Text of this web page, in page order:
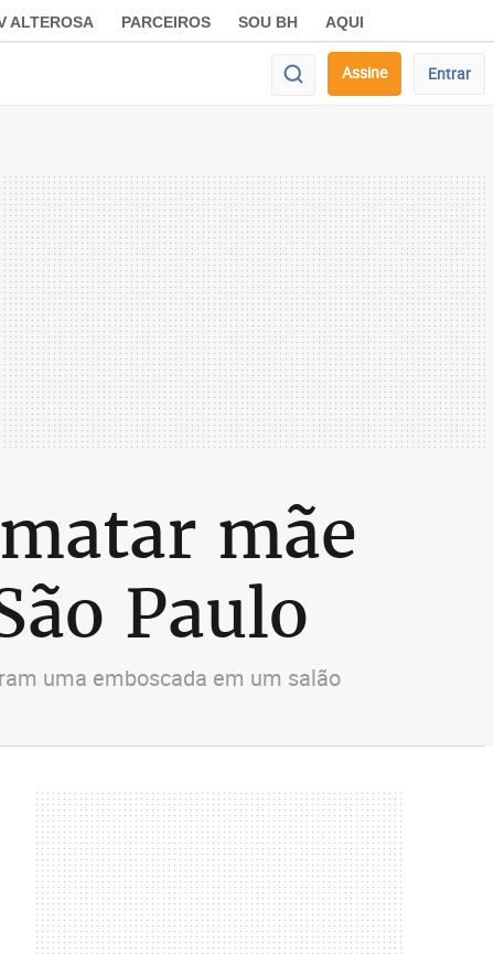
ALTEROSA PARCEIROS SOU BH AQUI
Assine Entrar
mãe
Paulo
uma emboscada em um salão